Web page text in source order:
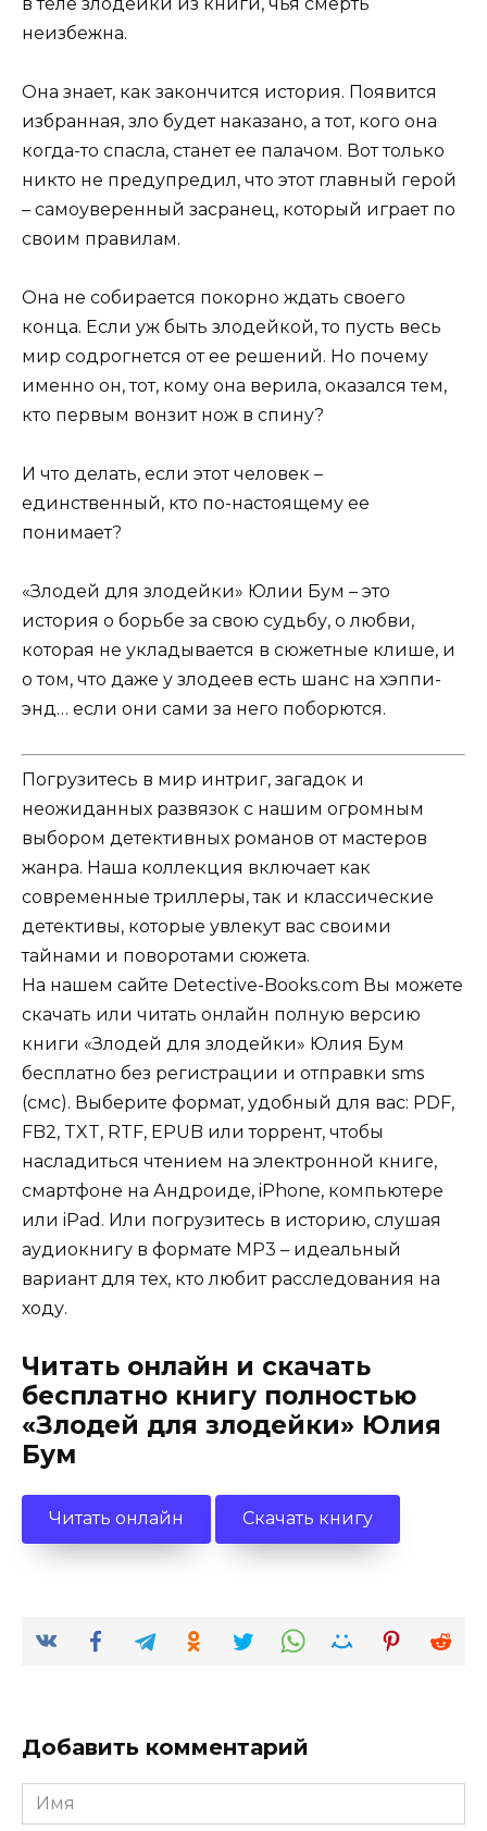
неизбежна.
Она знает, как закончится история. Появится
избранная, зло будет наказано, а тот, кого она
когда-то спасла, станет ее палачом. Вот только
никто не предупредил, что этот главный герой
– самоуверенный засранец, который играет по
своим правилам.
Она не собирается покорно ждать своего
конца. Если уж быть злодейкой, то пусть весь
мир содрогнется от ее решений. Но почему
именно он, тот, кому она верила, оказался тем,
кто первым вонзит нож в спину?
И что делать, если этот человек –
единственный, кто по-настоящему ее
понимает?
«Злодей для злодейки» Юлии Бум – это
история о борьбе за свою судьбу, о любви,
которая не укладывается в сюжетные клише, и
о том, что даже у злодеев есть шанс на хэппи-
энд… если они сами за него поборются.
Погрузитесь в мир интриг, загадок и
неожиданных развязок с нашим огромным
выбором детективных романов от мастеров
жанра. Наша коллекция включает как
современные триллеры, так и классические
детективы, которые увлекут вас своими
тайнами и поворотами сюжета.
На нашем сайте Detective-Books.com Вы можете
скачать или читать онлайн полную версию
книги «Злодей для злодейки» Юлия Бум
бесплатно без регистрации и отправки sms
(смс). Выберите формат, удобный для вас: PDF,
FB2, TXT, RTF, EPUB или торрент, чтобы
насладиться чтением на электронной книге,
смартфоне на Андроиде, iPhone, компьютере
или iPad. Или погрузитесь в историю, слушая
аудиокнигу в формате MP3 – идеальный
вариант для тех, кто любит расследования на
ходу.
Читать онлайн и скачать
бесплатно книгу полностью
«Злодей для злодейки» Юлия
Бум
Читать онлайн Скачать книгу
Добавить комментарий
Имя
*